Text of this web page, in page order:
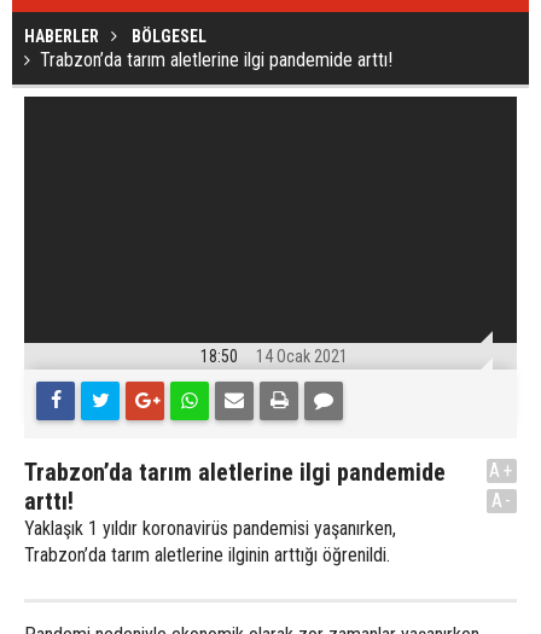
HABERLER BÖLGESEL
Trabzon’da tarım aletlerine ilgi pandemide arttı!
18:50 14 Ocak 2021
Trabzon’da tarım aletlerine ilgi pandemide
arttı!
Yaklaşık 1 yıldır koronavirüs pandemisi yaşanırken,
Trabzon’da tarım aletlerine ilginin arttığı öğrenildi.
A+
A-